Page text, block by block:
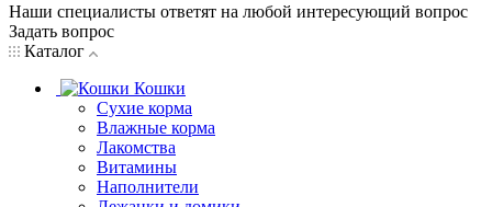
Наши специалисты ответят на любой интересующий вопрос
Задать вопрос
Каталог
Кошки
Сухие корма
Влажные корма
Лакомства
Витамины
Наполнители